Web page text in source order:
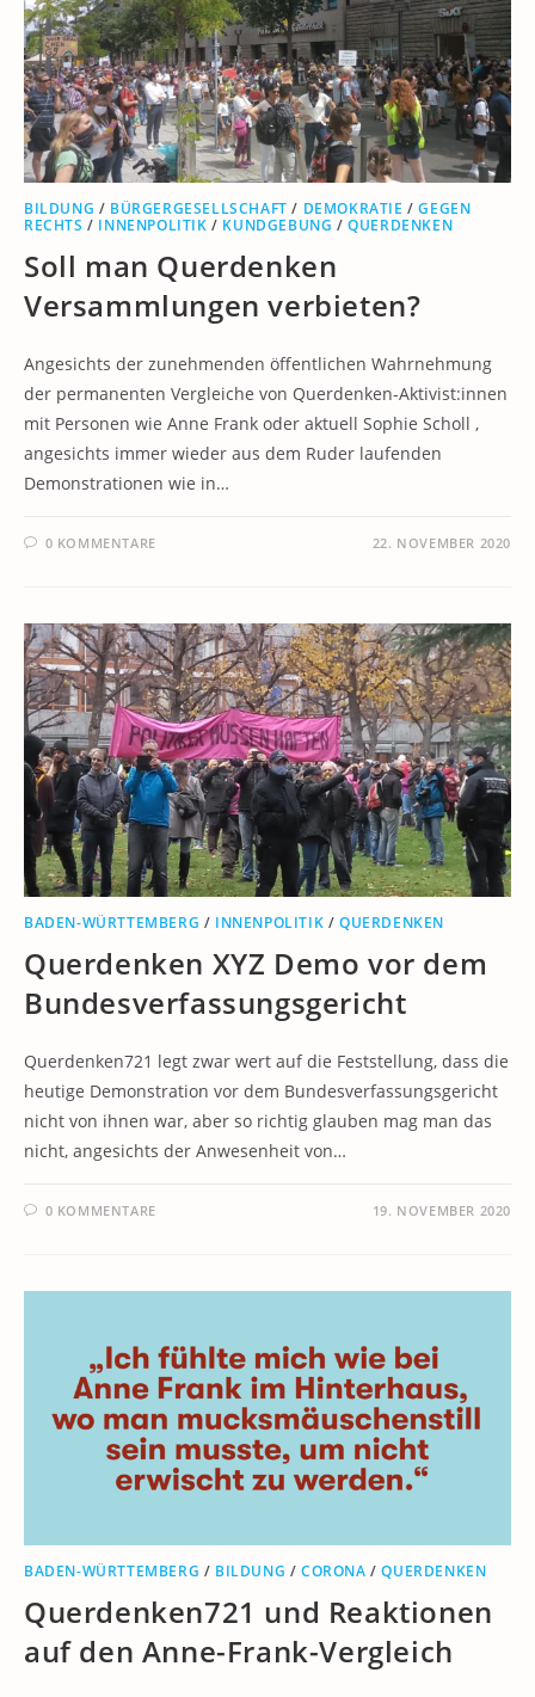
BILDUNG / BÜRGERGESELLSCHAFT / DEMOKRATIE /GEGEN
RECHTS / INNENPOLITIK / KUNDGEBUNG /QUERDENKEN
Soll man Querdenken
Versammlungen verbieten?
Angesichts der zunehmenden öffentlichen Wahrnehmung
der permanenten Vergleiche von Querdenken-Aktivist:innen
mit Personen wie Anne Frank oder aktuell Sophie Scholl ,
angesichts immer wieder aus dem Ruder laufenden
Demonstrationen wie in…
0 KOMMENTARE 22. NOVEMBER 2020
BADEN-WÜRTTEMBERG / INNENPOLITIK /QUERDENKEN
Querdenken XYZ Demo vor dem
Bundesverfassungsgericht
Querdenken721 legt zwar wert auf die Feststellung, dass die
heutige Demonstration vor dem Bundesverfassungsgericht
nicht von ihnen war, aber so richtig glauben mag man das
nicht, angesichts der Anwesenheit von…
0 KOMMENTARE 19. NOVEMBER 2020
BADEN-WÜRTTEMBERG / BILDUNG /CORONA /QUERDENKEN
Querdenken721 und Reaktionen
auf den Anne-Frank-Vergleich